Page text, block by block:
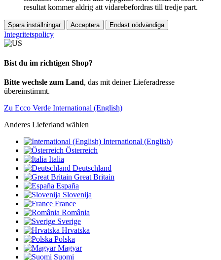
resultat kommer aldrig att vidarebefordras till tredje part.
Spara inställningar Acceptera Endast nödvändiga
Integritetspolicy
Bist du im richtigen Shop?
Bitte wechsle zum Land, das mit deiner Lieferadresse
übereinstimmt.
Zu Ecco Verde International (English)
Anderes Lieferland wählen
International (English)
Österreich
Italia
Deutschland
Great Britain
España
Slovenija
France
România
Sverige
Hrvatska
Polska
Magyar
Suomi